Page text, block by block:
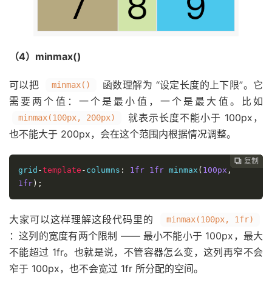
（4）minmax()
可以把 minmax()
函数理解为 “设定长度的上下限”。它
需要两个值：一个是最小值，一个是最大值。比如
minmax(100px, 200px)
就表示长度不能小于 100px，
也不能大于 200px，会在这个范围内根据情况调整。
 复制
 复制
 复制
 复制
 复制
 复制
 复制
 复制
 复制
 复制
 复制
 复制
 复制
 复制
 复制
 复制
 复制
 复制
 复制
 复制
 复制
 复制
 复制
 复制
 复制
 复制
 复制
 复制
 复制
 复制
 复制
 复制
 复制
grid -template - columns : 1fr 1fr minmax ( 100px ,
1fr );
大家可以这样理解这段代码里的 minmax(100px, 1fr)
：这列的宽度有两个限制 —— 最小不能小于 100px，最大
不能超过 1fr。也就是说，不管容器怎么变，这列再窄不会
窄于 100px，也不会宽过 1fr 所分配的空间。